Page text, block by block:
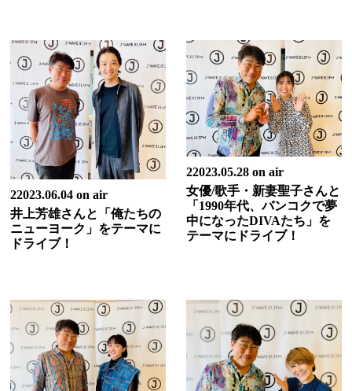
22023.06.04 on air
井上芳雄さんと「俺たちの
ニューヨーク」をテーマに
ドライブ！
22023.05.28 on air
女優/歌手・新妻聖子さんと
「1990年代、バンコクで夢
中になったDIVAたち」を
テーマにドライブ！